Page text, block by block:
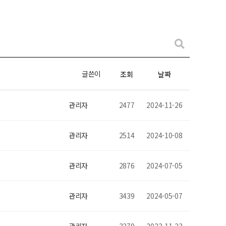
글쓴이 조회 날짜
관리자 2477 2024-11-26
관리자 2514 2024-10-08
관리자 2876 2024-07-05
관리자 3439 2024-05-07